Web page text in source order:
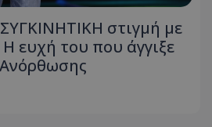
στιγμή με
ευχή του που άγγιξε